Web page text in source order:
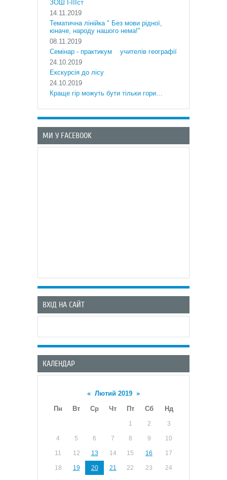
ЗОШ І-ІІІст
14.11.2019
Тематична лінійка " Без мови рідної,
юначе, народу нашого нема!"
08.11.2019
Cемінар - практикум учителів географії
24.10.2019
Екскурсія до лісу
24.10.2019
Краще гір можуть бути тільки гори…
МИ У FACEBOOK
ВХІД НА САЙТ
КАЛЕНДАР
« Лютий 2019 »
Пн
Вт Ср Чт Пт Сб Нд
1 2 3
4 5 6 7 8 9 10
11 12 13 14 15 16 17
18 19 20 21 22 23 24